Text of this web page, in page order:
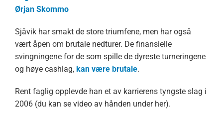
Ørjan Skommo
Sjåvik har smakt de store triumfene, men har også
vært åpen om brutale nedturer. De finansielle
svingningene for de som spille de dyreste turneringene
og høye cashlag, kan være brutale.
Rent faglig opplevde han et av karrierens tyngste slag i
2006 (du kan se video av hånden under her).